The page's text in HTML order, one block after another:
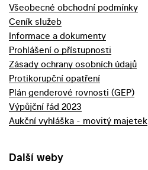
Všeobecné obchodní podmínky
Ceník služeb
Informace a dokumenty
Prohlášení o přístupnosti
Zásady ochrany osobních údajů
Protikorupční opatření
Plán genderové rovnosti (GEP)
Výpůjční řád 2023
Aukční vyhláška - movitý majetek
Další weby